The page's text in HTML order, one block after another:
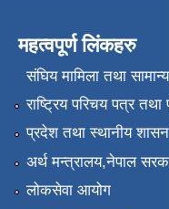
महत्वपूर्ण लिंकहरु
संघिय मामिला तथा
राष्ट्रिय परिचय पत्र
प्रदेश तथा स्थानीय
अर्थ मन्त्रालय,नेपाल
लोकसेवा आयोग